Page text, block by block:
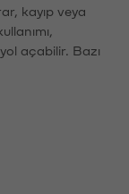
kayıp veya
açabilir. Bazı